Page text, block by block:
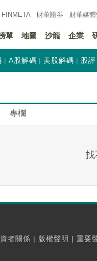
FINMETA 財華證券 財華媒
單 地圖 沙龍 企業
A股解碼 美股解碼 股評
專欄
找
者關係 | 版權聲明 | 重要